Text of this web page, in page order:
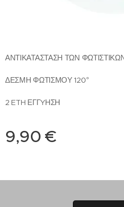
ΑΝΤΙΚΑΤΑΣΤΑΣΗ ΤΩΝ
ΔΕΣΜΗ ΦΩΤΙΣΜΟΥ 120°
2 ETH ΕΓΓYΗΣΗ
9,90 €